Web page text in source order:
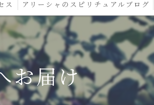
グカード
ス アリーシャのスピリチュアルブログ
お届け